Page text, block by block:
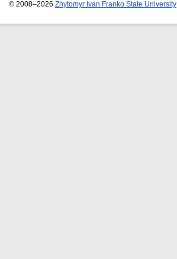
© 2008–2026 Zhytomyr Ivan Franko State University